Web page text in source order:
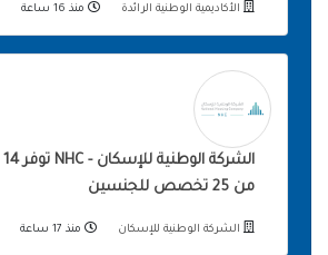
الأكاديمية الوطنية الرائدة منذ 16 ساعة
من 25 تخصص للجنسين
الشركة الوطنية للإسكان منذ 17 ساعة